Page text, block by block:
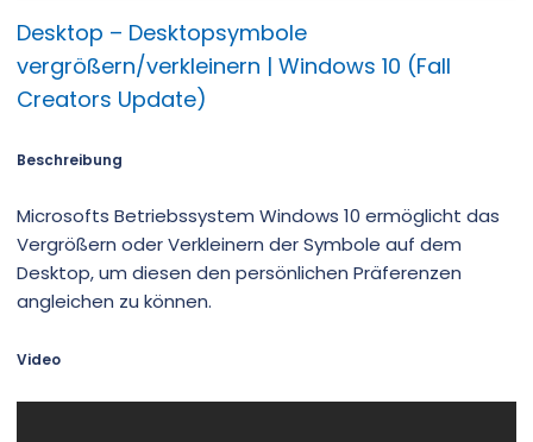
Desktop – Desktopsymbole
vergrößern/verkleinern | Windows 10 (Fall
Creators Update)
Beschreibung
Microsofts Betriebssystem Windows 10 ermöglicht das
Vergrößern oder Verkleinern der Symbole auf dem
Desktop, um diesen den persönlichen Präferenzen
angleichen zu können.
Video